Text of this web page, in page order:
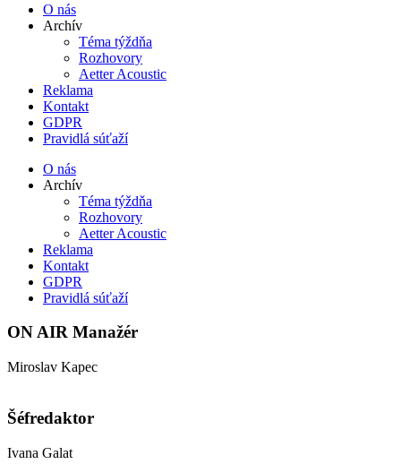
O nás
Archív
Téma týždňa
Rozhovory
Aetter Acoustic
Reklama
Kontakt
GDPR
Pravidlá súťaží
O nás
Archív
Téma týždňa
Rozhovory
Aetter Acoustic
Reklama
Kontakt
GDPR
Pravidlá súťaží
ON AIR Manažér
Miroslav Kapec
Šéfredaktor
Ivana Galat